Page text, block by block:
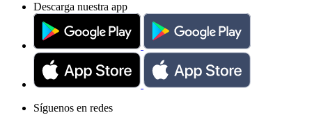
Descarga nuestra app
Síguenos en redes